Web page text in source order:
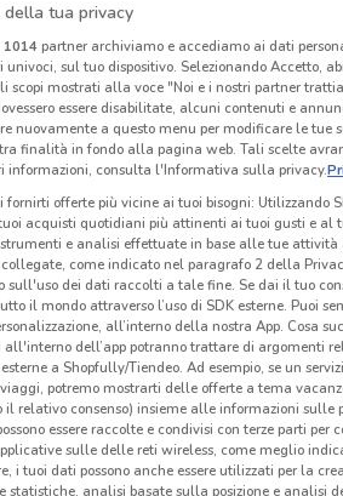
KiK
Scade il 16/08 566 m Scade
-3 GIORNI
Conad Superstore
Scade martedì 20.7 km Scade
della tua privacy
1014partner archiviamo e accediamo ai dati
sul tuo dispositivo. Selezionando Accetto,
scopi mostrati alla voce "Noi e i nostri partner
essere disabilitate, alcuni contenuti e
nuovamente a questo menu per modificare le tue
finalità in fondo alla pagina web. Tali scelte
informazioni, consulta l'Informativa sulla privacy.
fornirti offerte più vicine ai tuoi bisogni: Utilizzando
acquisti quotidiani più attinenti ai tuoi gusti e al
e analisi effettuate in base alle tue
come indicato nel paragrafo 2 della
sull'uso dei dati raccolti a tale fine. Se dai il tuo
il mondo attraverso l’uso di SDK esterne. Puoi
all’interno della nostra App. Cosa
all'interno dell’app potranno trattare di argomenti
a Shopfully/Tiendeo. Ad esempio, se un
potremo mostrarti delle offerte a tema
il relativo consenso) insieme alle informazioni
essere raccolte e condivisi con terze parti
sulle delle reti wireless, come meglio
i tuoi dati possono anche essere utilizzati per la
statistiche, analisi basate sulla posizione e analisi